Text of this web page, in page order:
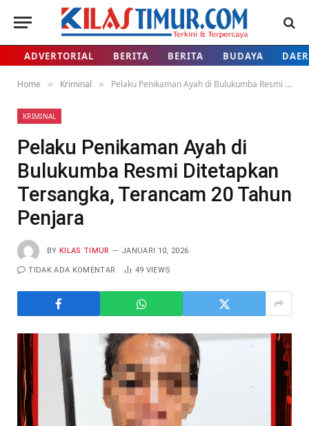
ADVERTORIAL BERITA BERITA BUDAYA
Home » Kriminal » Pelaku Penikaman Ayah di Bulukumba Resmi Ditetapkan Tersangka, Terancam 20 Tahun Penjara
KRIMINAL
Pelaku Penikaman Ayah di
Bulukumba Resmi Ditetapkan
Tersangka, Terancam 20 Tahun
Penjara
BY KILAS TIMUR JANUARI 10, 2026
TIDAK ADA KOMENTAR 49 VIEWS